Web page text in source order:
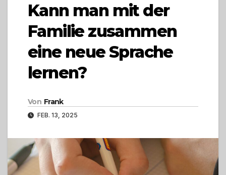
Kann man mit der
Familie zusammen
eine neue Sprache
lernen?
Von Frank
FEB. 13, 2025